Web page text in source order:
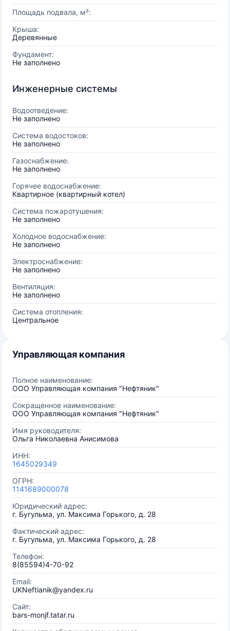
Площадь подвала, м²:
Крыша:
Деревянные
Фундамент:
Не заполнено
Инженерные системы
Водоотведение:
Не заполнено
Система водостоков:
Не заполнено
Газоснабжение:
Не заполнено
Горячее водоснабжение:
Квартирное (квартирный котел)
Система пожаротушения:
Не заполнено
Холодное водоснабжение:
Не заполнено
Электроснабжение:
Не заполнено
Вентиляция:
Не заполнено
Система отопления:
Центральное
Управляющая компания
Полное наименование:
ООО Управляющая компания "Нефтяник"
Сокращенное наименование:
ООО Управляющая компания "Нефтяник"
Имя руководителя:
Ольга Николаевна Анисимова
ИНН:
1645029349
ОГРН:
1141689000078
Юридический адрес:
г. Бугульма, ул. Максима Горького, д. 28
Фактический адрес:
г. Бугульма, ул. Максима Горького, д. 28
Телефон:
8(85594)4-70-92
Email:
UKNeftianik@yandex.ru
Сайт:
bars-monjf.tatar.ru